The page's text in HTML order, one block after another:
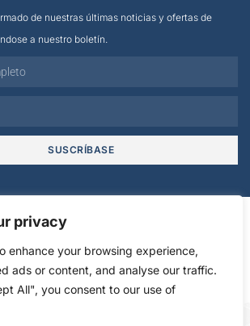
privacy
enhance your browsing experience,
ads or content, and analyse our traffic.
All", you consent to our use of
de nuestras últimas noticias y ofertas de
a nuestro boletín.
SUSCRÍBASE
de Privacidad